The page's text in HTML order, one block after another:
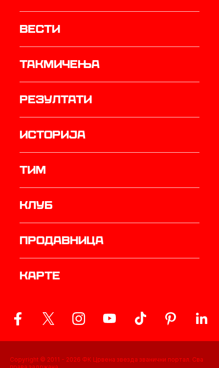
Вести
Такмичења
резултати
историја
ТИМ
Клуб
продавница
Карте
Copyright © 2011 - 2026 ФК Црвена звезда званични портал. Сва